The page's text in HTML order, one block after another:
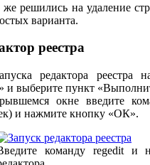
решились на удаление
варианта.
реестра
редактора реестра
и выберите пункт
окне введите
и нажмите кнопку «ОК».
команду regedit и